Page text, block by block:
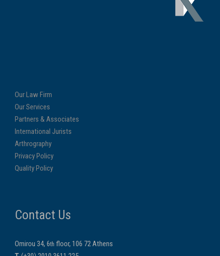
Our Law Firm
Our Services
Partners & Associates
International Jurists
Arthrography
Privacy Policy
Quality Policy
Contact Us
Omirou 34, 6th floor, 106 72 Athens